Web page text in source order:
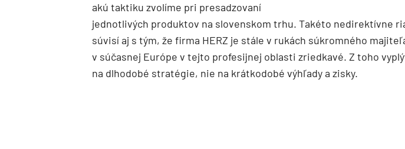
akú taktiku zvolíme pri presadzovaní
jednotlivých produktov na slovenskom trhu. Takéto nedirektívne
súvisí aj s tým, že firma HERZ je stále v rukách súkromného
v súčasnej Európe v tejto profesijnej oblasti zriedkavé. Z toho
na dlhodobé stratégie, nie na krátkodobé výhľady a zisky.